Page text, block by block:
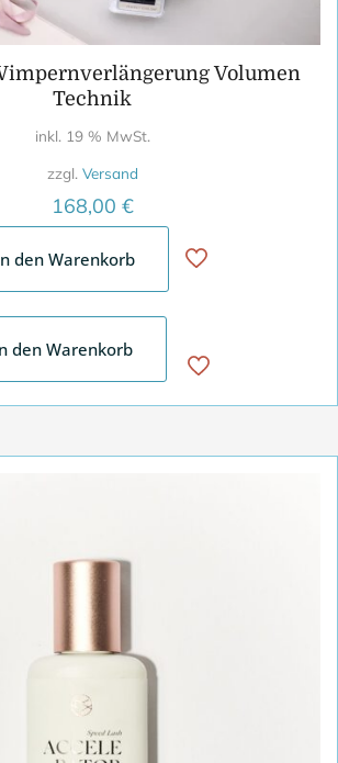
Volumen
Technik
inkl. 19 % MwSt.
zzgl. Versand
168,00 €
den Warenkorb
den Warenkorb